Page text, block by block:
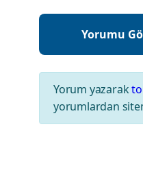
Yorum yazarak
yorumlardan